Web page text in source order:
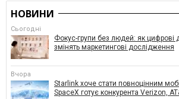
НОВИНИ
Сьогодні
Фокус-групи без людей: як цифрові
змінять маркетингові дослідження
Вчора
Starlink хоче стати повноцінним
SpaceX готує конкурента Verizon,